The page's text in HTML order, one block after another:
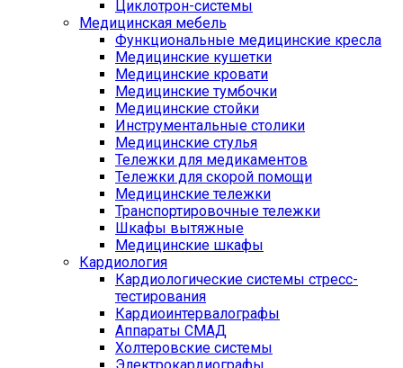
Циклотрон-системы
Медицинская мебель
Функциональные медицинские кресла
Медицинские кушетки
Медицинские кровати
Медицинские тумбочки
Медицинские стойки
Инструментальные столики
Медицинские стулья
Тележки для медикаментов
Тележки для скорой помощи
Медицинские тележки
Транспортировочные тележки
Шкафы вытяжные
Медицинские шкафы
Кардиология
Кардиологические системы стресс-
тестирования
Кардиоинтервалографы
Аппараты СМАД
Холтеровские системы